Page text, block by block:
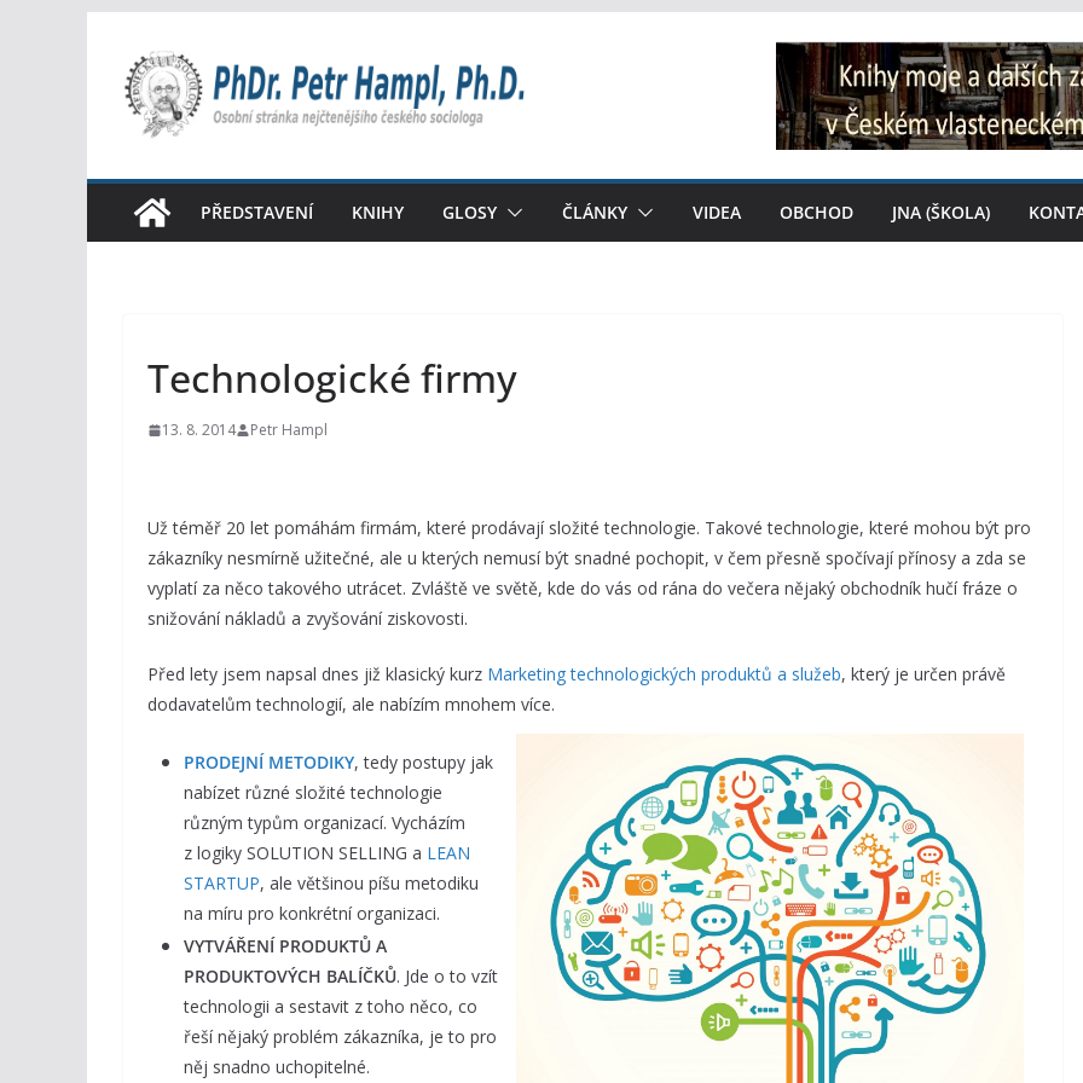
obsah
PŘEDSTAVENÍ KNIHY GLOSY ČLÁNKY VIDEA OBCHOD JNA (ŠKOLA)
Technologické firmy
13. 8. 2014 Petr Hampl
Už téměř 20 let pomáhám firmám, které prodávají složité technologie. Takové technologie, které mohou být pro
zákazníky nesmírně užitečné, ale u kterých nemusí být snadné pochopit, v čem přesně spočívají přínosy a zda se
vyplatí za něco takového utrácet. Zvláště ve světě, kde do vás od rána do večera nějaký obchodník hučí fráze o
snižování nákladů a zvyšování ziskovosti.
Před lety jsem napsal dnes již klasický kurz Marketing technologických produktů a služeb, který je určen právě
dodavatelům technologií, ale nabízím mnohem více.
PRODEJNÍ METODIKY, tedy postupy jak
nabízet různé složité technologie
různým typům organizací. Vycházím
z logiky SOLUTION SELLING a LEAN
STARTUP, ale většinou píšu metodiku
na míru pro konkrétní organizaci.
VYTVÁŘENÍ PRODUKTŮ A
PRODUKTOVÝCH BALÍČKŮ. Jde o to vzít
technologii a sestavit z toho něco, co
řeší nějaký problém zákazníka, je to pro
něj snadno uchopitelné.